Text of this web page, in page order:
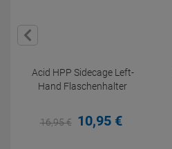
Acid HPP Sidecage Left-
Hand Flaschenhalter
16,95€ 10,95 €